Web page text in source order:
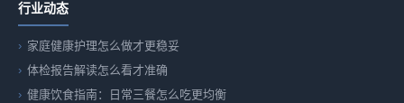
行业动态
家庭健康护理怎么做才更稳妥
体检报告解读怎么看才准确
健康饮食指南：日常三餐怎么吃更均衡